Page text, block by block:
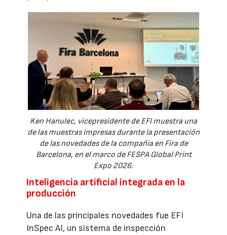
Ken Hanulec, vicepresidente de EFI muestra una
de las muestras impresas durante la presentación
de las novedades de la compañía en Fira de
Barcelona, en el marco de FESPA Global Print
Expo 2026.
Inteligencia artificial integrada en la
producción
Una de las principales novedades fue EFI
InSpec AI, un sistema de inspección